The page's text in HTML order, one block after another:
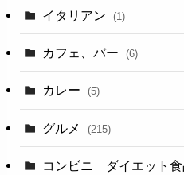
イタリアン (1)
カフェ、バー (6)
カレー (5)
グルメ (215)
コンビニ ダイエット食